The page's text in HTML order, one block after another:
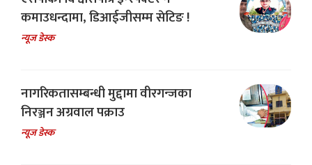
कमाउधन्दामा, डिआईजीसम्म सेटिङ !
न्यूज डेस्क
नागरिकतासम्बन्धी मुद्दामा वीरगन्जका
निरञ्जन अग्रवाल पक्राउ
न्यूज डेस्क